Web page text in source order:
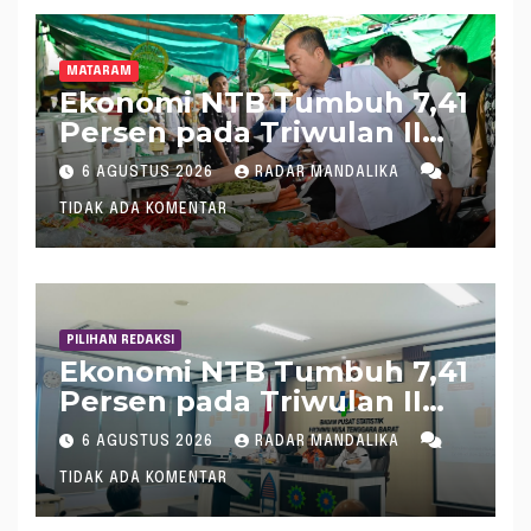
Bersertifikat PIRT
MATARAM
Ekonomi NTB Tumbuh 7,41
Persen pada Triwulan II
2026, Tertinggi Kedua
Nasional
6 AGUSTUS 2026 RADAR MANDALIKA
TIDAK ADA KOMENTAR
PILIHAN REDAKSI
Ekonomi NTB Tumbuh 7,41
Persen pada Triwulan II
2026, Tertinggi Kedua
Nasional
6 AGUSTUS 2026 RADAR MANDALIKA
TIDAK ADA KOMENTAR